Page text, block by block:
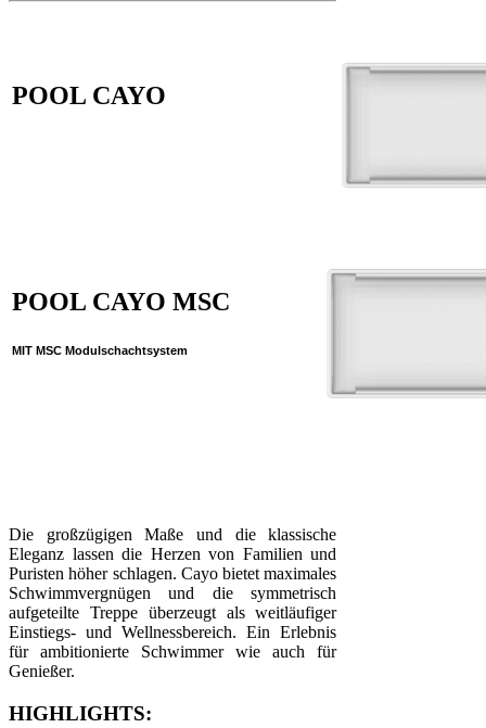
POOL CAYO
POOL CAYO MSC
MIT MSC Modulschachtsystem
Die großzügigen Maße und die klassische
Eleganz lassen die Herzen von Familien und
Puristen höher schlagen. Cayo bietet maximales
Schwimmvergnügen und die symmetrisch
aufgeteilte Treppe überzeugt als weitläufiger
Einstiegs- und Wellnessbereich. Ein Erlebnis
für ambitionierte Schwimmer wie auch für
Genießer.
HIGHLIGHTS: